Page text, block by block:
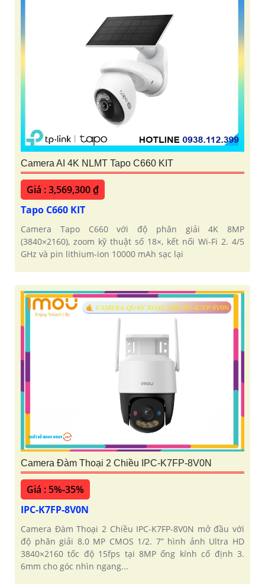
Camera AI 4K NLMT Tapo C660 KIT
Giá : 3,569,300 ₫
Tapo C660 KIT
Camera Tapo C660 với độ phân giải 4K 8MP
(3840×2160), zoom kỹ thuật số 18×, kết nối Wi-Fi 2. 4/5
GHz và pin lithium-ion 10000 mAh sạc lại
Camera Đàm Thoại 2 Chiều IPC-K7FP-8V0N
Giá : 5%-35%
IPC-K7FP-8V0N
Camera Đàm Thoại 2 Chiều IPC-K7FP-8V0N mở đầu với
độ phân giải 8.0 MP CMOS 1/2. 7” hình ảnh Ultra HD
3840×2160 tốc độ 15fps tại 8MP ống kính cố định 3.
6mm cho góc nhìn ngang...